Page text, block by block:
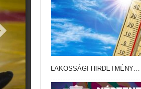
LAKOSSÁGI HIRDETMÉNY…